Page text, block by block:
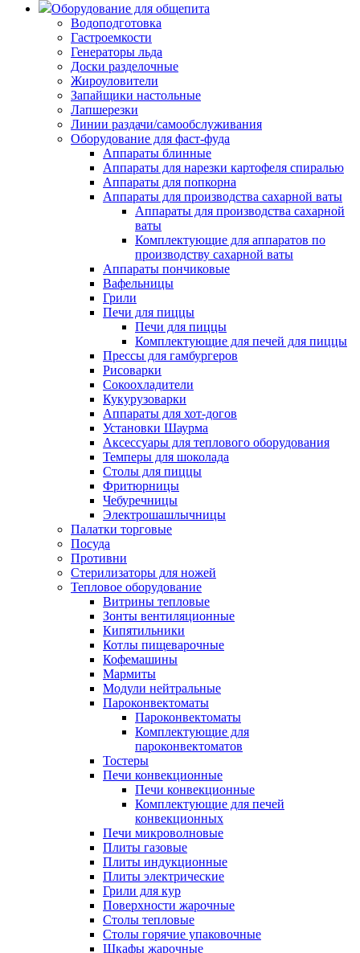
Оборудование для общепита
Водоподготовка
Гастроемкости
Генераторы льда
Доски разделочные
Жироуловители
Запайщики настольные
Лапшерезки
Линии раздачи/самообслуживания
Оборудование для фаст-фуда
Аппараты блинные
Аппараты для нарезки картофеля спиралью
Аппараты для попкорна
Аппараты для производства сахарной ваты
Аппараты для производства сахарной
ваты
Комплектующие для аппаратов по
производству сахарной ваты
Аппараты пончиковые
Вафельницы
Грили
Печи для пиццы
Печи для пиццы
Комплектующие для печей для пиццы
Прессы для гамбургеров
Рисоварки
Сокоохладители
Кукурузоварки
Аппараты для хот-догов
Установки Шаурма
Аксессуары для теплового оборудования
Темперы для шоколада
Столы для пиццы
Фритюрницы
Чебуречницы
Электрошашлычницы
Палатки торговые
Посуда
Противни
Стерилизаторы для ножей
Тепловое оборудование
Витрины тепловые
Зонты вентиляционные
Кипятильники
Котлы пищеварочные
Кофемашины
Мармиты
Модули нейтральные
Пароконвектоматы
Пароконвектоматы
Комплектующие для
пароконвектоматов
Тостеры
Печи конвекционные
Печи конвекционные
Комплектующие для печей
конвекционных
Печи микроволновые
Плиты газовые
Плиты индукционные
Плиты электрические
Грили для кур
Поверхности жарочные
Столы тепловые
Столы горячие упаковочные
Шкафы жарочные